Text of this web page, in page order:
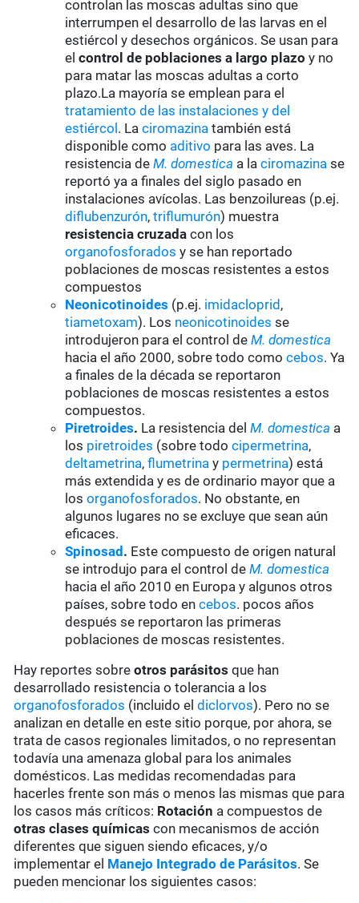
controlan las moscas adultas sino que
interrumpen el desarrollo de las larvas en el
estiércol y desechos orgánicos. Se usan para
elcontrol de poblaciones a largo plazo y no
para matar las moscas adultas a corto
plazo.La mayoría se emplean para el
tratamiento de las instalaciones y del
estiércol . Laciromazina también está
disponible como aditivo para las aves. La
resistencia deM. domestica a laciromazina se
reportó ya a finales del siglo pasado en
instalaciones avícolas. Las benzoilureas (p.ej.
diflubenzurón,triflumurón) muestra
resistencia cruzada con los
organofosforados y se han reportado
poblaciones de moscas resistentes a estos
compuestos
Neonicotinoides (p.ej. imidacloprid ,
tiametoxam). Los neonicotinoides se
introdujeron para el control deM. domestica
hacia el año 2000, sobre todo comocebos. Ya
a finales de la década se reportaron
poblaciones de moscas resistentes a estos
compuestos.
Piretroides. La resistencia delM. domestica a
los piretroides (sobre todocipermetrina,
deltametrina,flumetrina y permetrina) está
más extendida y es de ordinario mayor que a
losorganofosforados. No obstante, en
algunos lugares no se excluye que sean aún
eficaces.
Spinosad . Este compuesto de origen natural
se introdujo para el control deM. domestica
hacia el año 2010 en Europa y algunos otros
países, sobre todo encebos. pocos años
después se reportaron las primeras
poblaciones de moscas resistentes.
Hay reportes sobreotros parásitos que han
desarrollado resistencia o tolerancia a los
organofosforados (incluido eldiclorvos). Pero no se
analizan en detalle en este sitio porque, por ahora, se
trata de casos regionales limitados, o no representan
todavía una amenaza global para los animales
domésticos. Las medidas recomendadas para
hacerles frente son más o menos las mismas que para
los casos más críticos: Rotación a compuestos de
otras clases químicas con mecanismos de acción
diferentes que siguen siendo eficaces, y/o
implementar el Manejo Integrado de Parásitos. Se
pueden mencionar los siguientes casos: